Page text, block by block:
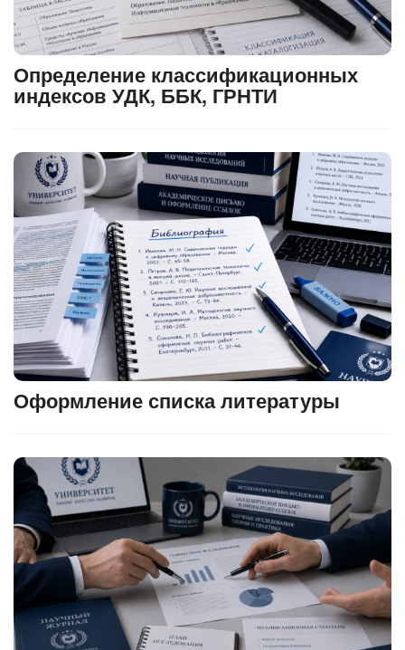
Определение классификационных
индексов УДК, ББК, ГРНТИ
Оформление списка литературы